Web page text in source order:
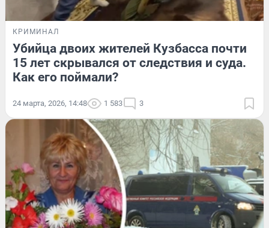
КРИМИНАЛ
Убийца двоих жителей Кузбасса почти
15 лет скрывался от следствия и суда.
Как его поймали?
24 марта, 2026, 14:48 1 583 3